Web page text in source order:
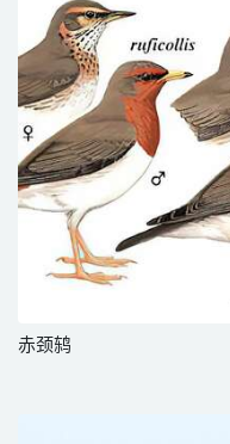
赤颈鸫